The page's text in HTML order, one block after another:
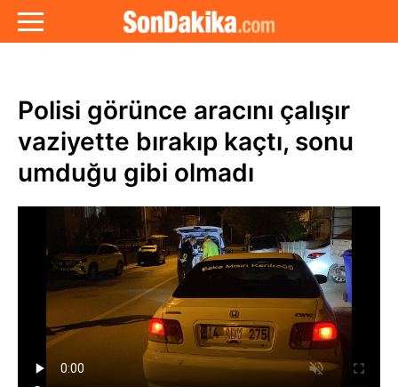
Polisi görünce aracını çalışır
vaziyette bırakıp kaçtı, sonu
umduğu gibi olmadı